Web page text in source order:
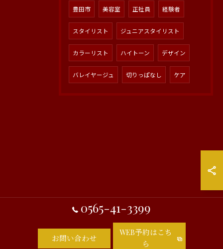
豊田市 美容室 正社員 経験者
スタイリスト ジュニアスタイリスト
カラーリスト ハイトーン デザイン
バレイヤージュ 切りっぱなし ケア
0565-41-3399
お問い合わせ
WEB予約はこち
ら